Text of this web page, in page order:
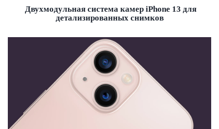
Двухмодульная системакамер iPhone 13 для
детализированных снимков